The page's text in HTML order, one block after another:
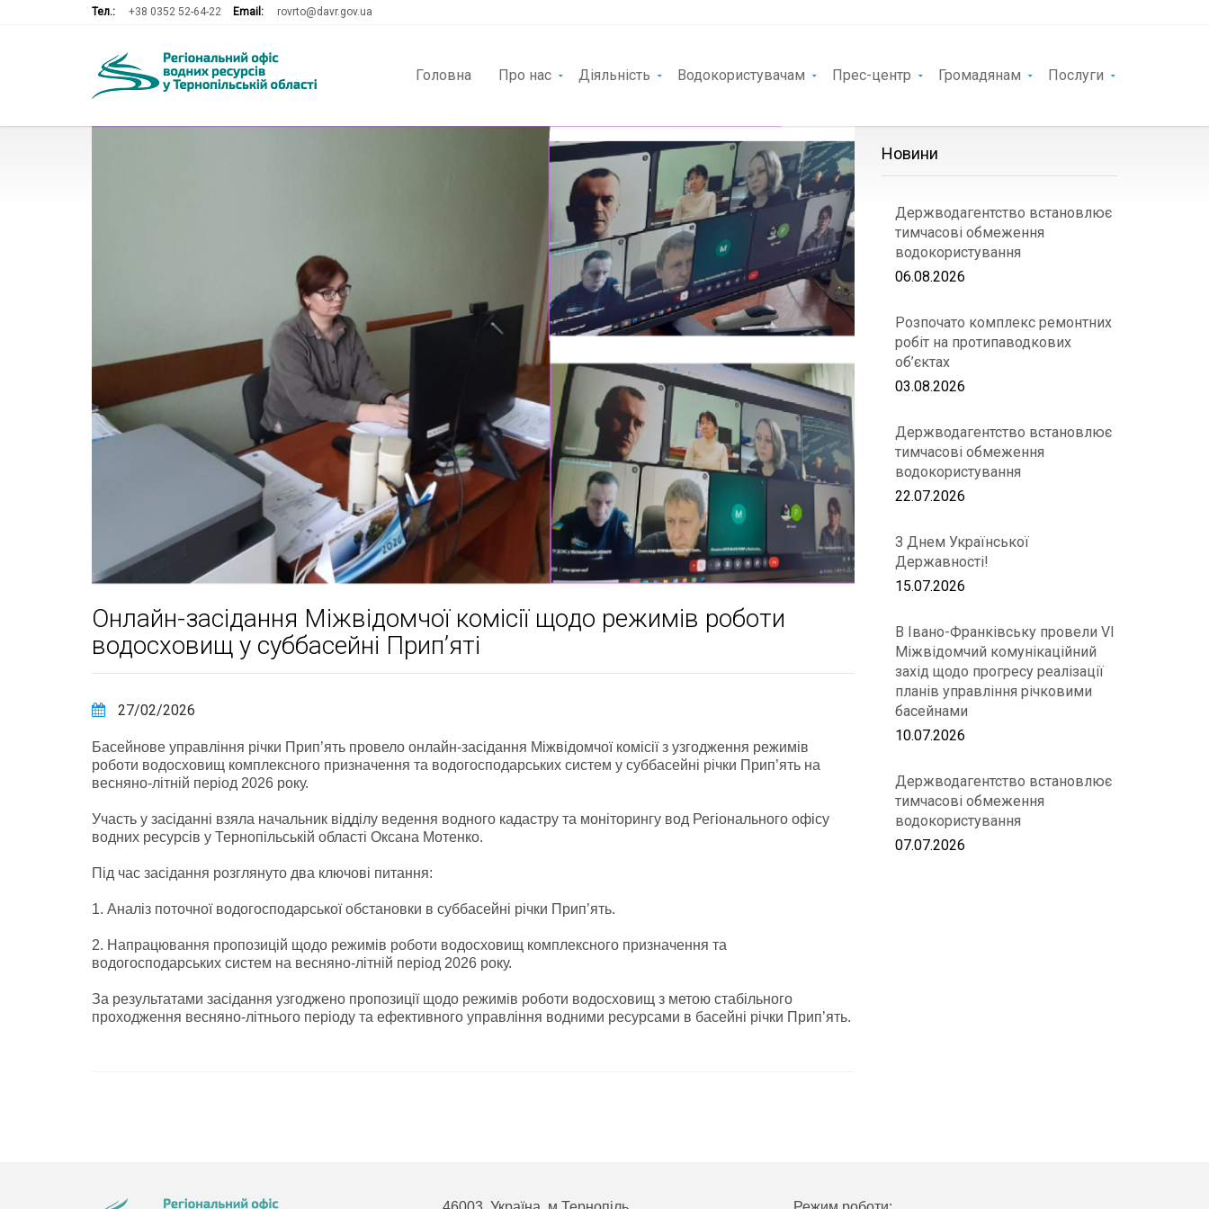
Тел.: +38 0352 52-64-22 Email: rovrto@davr.gov.ua
Головна Про нас Діяльність Водокористувачам Прес-центр Громадянам Послуги
Онлайн-засідання Міжвідомчої комісії щодо режимів роботи
водосховищ у суббасейні Прип’яті
27/02/2026
Басейнове управління річки Прип’ять провело онлайн-засідання Міжвідомчої комісії з узгодження режимів
роботи водосховищ комплексного призначення та водогосподарських систем у суббасейні річки Прип’ять на
весняно-літній період 2026 року.
Участь у засіданні взяла начальник відділу ведення водного кадастру та моніторингу вод Регіонального офісу
водних ресурсів у Тернопільській області Оксана Мотенко.
Під час засідання розглянуто два ключові питання:
1. Аналіз поточної водогосподарської обстановки в суббасейні річки Прип’ять.
2. Напрацювання пропозицій щодо режимів роботи водосховищ комплексного призначення та
водогосподарських систем на весняно-літній період 2026 року.
За результатами засідання узгоджено пропозиції щодо режимів роботи водосховищ з метою стабільного
проходження весняно-літнього періоду та ефективного управління водними ресурсами в басейні річки Прип’ять.
Новини
Держводагентство встановлює
тимчасові обмеження
водокористування
06.08.2026
Розпочато комплекс ремонтних
робіт на протипаводкових
об’єктах
03.08.2026
Держводагентство встановлює
тимчасові обмеження
водокористування
22.07.2026
З Днем Української
Державності!
15.07.2026
В Івано-Франківську провели VІ
Міжвідомчий комунікаційний
захід щодо прогресу реалізації
планів управління річковими
басейнами
10.07.2026
Держводагентство встановлює
тимчасові обмеження
водокористування
07.07.2026